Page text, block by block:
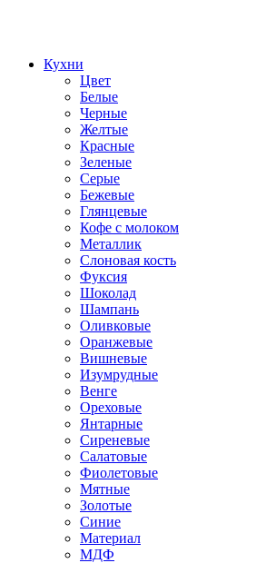
Кухни
Цвет
Белые
Черные
Желтые
Красные
Зеленые
Серые
Бежевые
Глянцевые
Кофе с молоком
Металлик
Слоновая кость
Фуксия
Шоколад
Шампань
Оливковые
Оранжевые
Вишневые
Изумрудные
Венге
Ореховые
Янтарные
Сиреневые
Салатовые
Фиолетовые
Мятные
Золотые
Синие
Материал
МДФ